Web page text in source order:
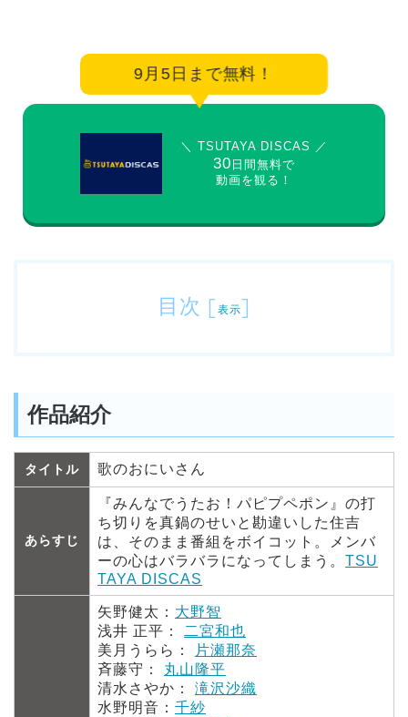
9月5日まで無料！
＼ TSUTAYA DISCAS ／
30 日間無料で
動画を観る！
目次 [ 表示]
作品紹介
タイトル 歌のおにいさん
あらすじ
『みんなでうたお！パピプペポン』の打
ち切りを真鍋のせいと勘違いした住吉
は、そのまま番組をボイコット。メンバ
ーの心はバラバラになってしまう。 TSU
TAYA DISCAS
矢野健太： 大野智
浅井 正平：
二宮和也
美月うらら：
片瀬那奈
斉藤守： 丸山隆平
清水さやか： 滝沢沙織
水野明音： 千紗